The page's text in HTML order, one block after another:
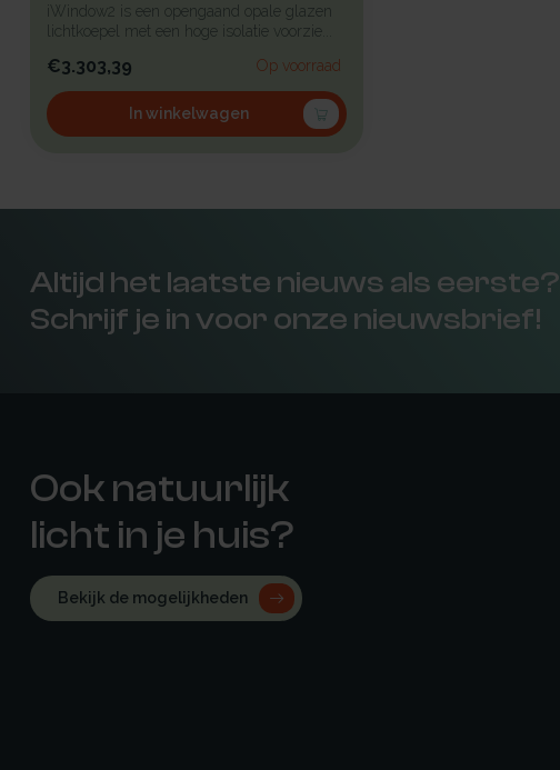
iWindow2 is een opengaand opale glazen
lichtkoepel met een hoge isolatie voorzie...
€3.303,39 Op voorraad
In winkelwagen
Altijd het laatste nieuws als eerste?
Schrijf je in voor onze nieuwsbrief!
Ook natuurlijk
licht in je huis?
Bekijk de mogelijkheden